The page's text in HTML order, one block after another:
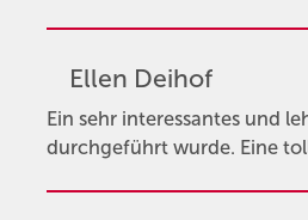
Ellen Deihof
Ein sehr interessantes und
durchgeführt wurde. Eine